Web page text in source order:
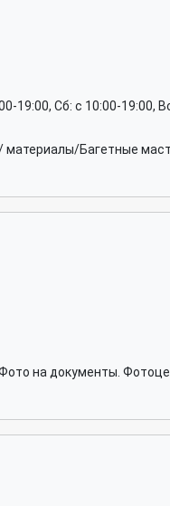
19:00, Сб: c 10:00-19:00,
Багетные
на документы.